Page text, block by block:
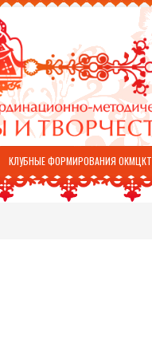
КЛУБНЫЕ ФОРМИРОВАНИЯ ОКМЦКТ